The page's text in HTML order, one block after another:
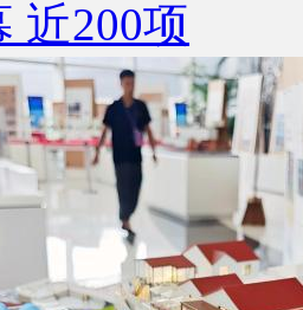
近200项